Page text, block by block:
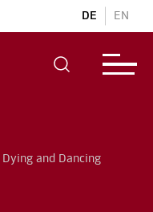
DE EN
and Dancing